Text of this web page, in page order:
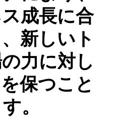
成長に合
新しいト
力に対し
保つこと
。